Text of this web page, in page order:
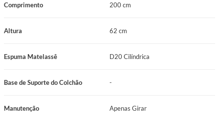
Comprimento 200 cm
Altura 62 cm
Espuma Matelassê D20 Cilíndrica
Base de Suporte do Colchão -
Manutenção Apenas Girar